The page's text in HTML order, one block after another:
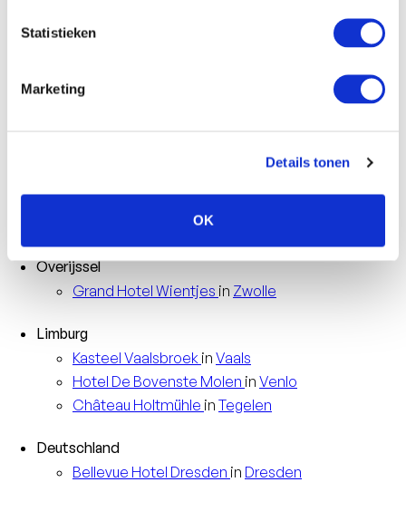
Statistieken
Marketing
Details tonen
OK
Garden
Europa
Scheveningen
Oosterbeek
HotelDe KeizerskrooninApeldoorn
’t Speulderbosin
Overijssel
Grand Hotel Wientjes in Zwolle
Limburg
Kasteel Vaalsbroek in Vaals
Hotel De Bovenste Molen in Venlo
Château Holtmühle in Tegelen
Deutschland
Bellevue Hotel Dresden in Dresden